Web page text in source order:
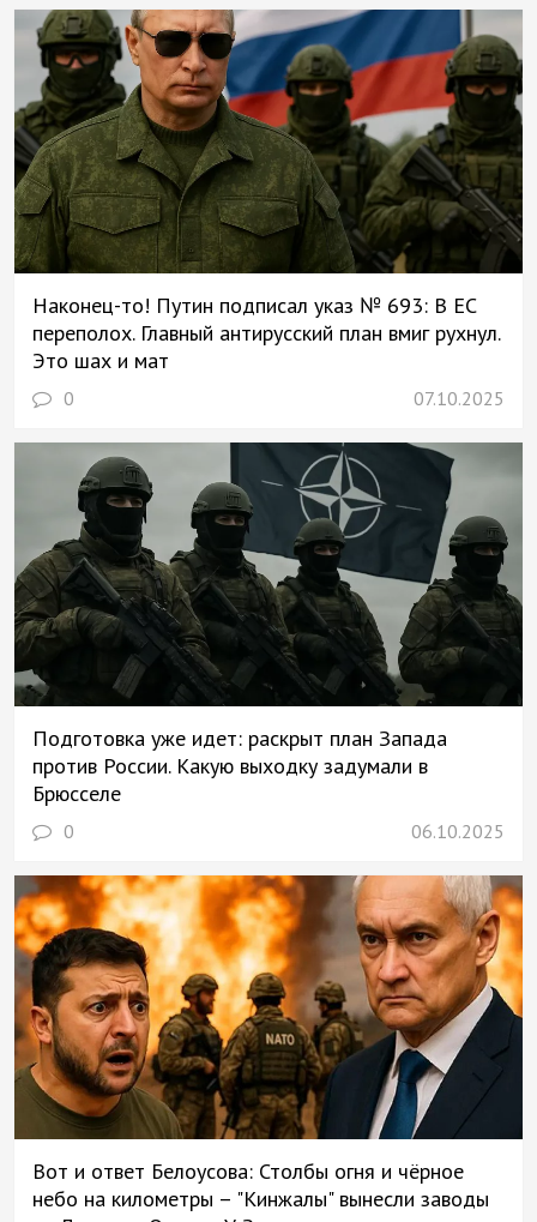
Наконец-то! Путин подписал указ № 693: В ЕС
переполох. Главный антирусский план вмиг рухнул.
Это шах и мат
0 07.10.2025
Подготовка уже идет: раскрыт план Запада
против России. Какую выходку задумали в
Брюсселе
0 06.10.2025
Вот и ответ Белоусова: Столбы огня и чёрное
небо на километры – "Кинжалы" вынесли заводы